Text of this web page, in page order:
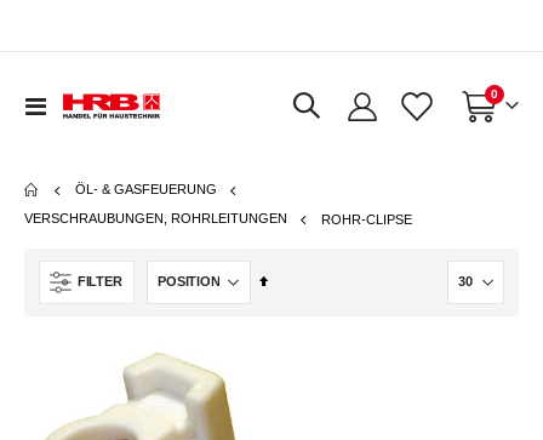
Navigation
Warenkorb
0Artikel
ÖL- & GASFEUERUNG
VERSCHRAUBUNGEN, ROHRLEITUNGEN
ROHR-CLIPSE
FILTER
In